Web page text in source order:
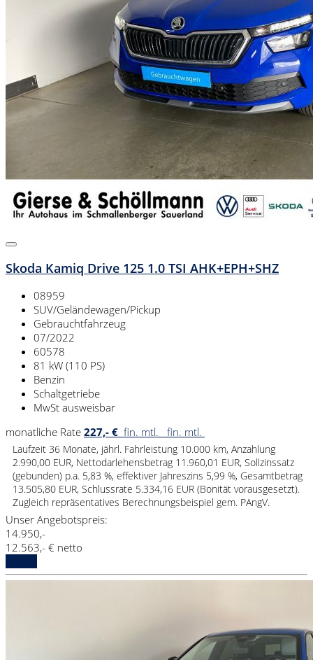
Skoda Kamiq Drive 125 1.0 TSI AHK+EPH+SHZ
08959
SUV/Geländewagen/Pickup
Gebrauchtfahrzeug
07/2022
60578
81 kW (110 PS)
Benzin
Schaltgetriebe
MwSt ausweisbar
monatliche Rate 227,- € fin. mtl. fin. mtl.
Laufzeit 36 Monate, jährl. Fahrleistung 10.000 km, Anzahlung
2.990,00 EUR, Nettodarlehensbetrag 11.960,01 EUR, Sollzinssatz
(gebunden) p.a. 5,83 %, effektiver Jahreszins 5,99 %, Gesamtbetrag
13.505,80 EUR, Schlussrate 5.334,16 EUR (Bonität vorausgesetzt).
Zugleich repräsentatives Berechnungsbeispiel gem. PAngV.
Unser Angebotspreis:
14.950,-
12.563,- € netto